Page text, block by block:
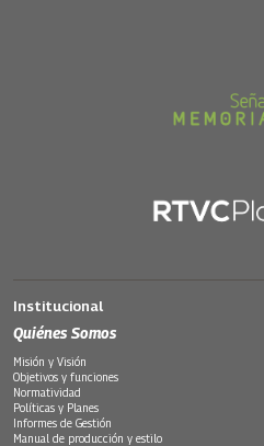
Institucional
Quiénes Somos
Misión y Visión
Objetivos y funciones
Normatividad
Políticas y Planes
Informes de Gestión
Manual de producción y estilo